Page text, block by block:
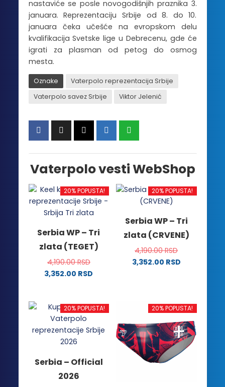
nastaviće se posle novogodišnjih praznika 3.
januara. Reprezentaciju Srbije od 8. do 10.
januara čeka učešće na evropskom delu
kvalifikacija Svetske lige u Debrecenu, gde će
igrati za plasman od petog do osmog
mesta.
Oznake
Vaterpolo reprezentacija Srbije
Vaterpolo savez Srbije
Viktor Jelenić
Vaterpolo vesti WebShop
20% POPUSTA!
Serbia WP – Tri
zlata (TEGET)
4,190.00RSD
3,352.00 RSD
ima
više
varijanti.
Opcije
biti
izabrane
20% POPUSTA!
Serbia WP – Tri
zlata (CRVENE)
4,190.00RSD
3,352.00 RSD
više
varijanti.
Opcije
mogu
biti
izabrane
20% POPUSTA!
Serbia – Official
2026
20% POPUSTA!